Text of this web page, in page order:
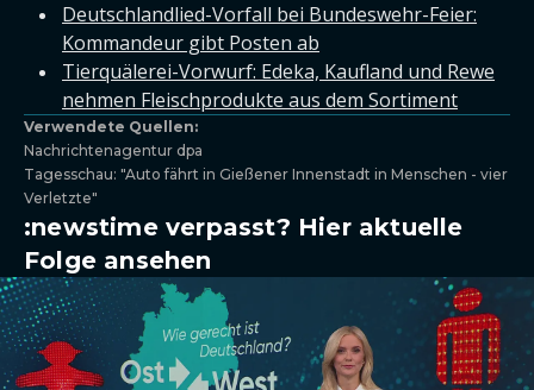
Deutschlandlied-Vorfall bei Bundeswehr-Feier:
Kommandeur gibt Posten ab
Tierquälerei-Vorwurf: Edeka, Kaufland und Rewe
nehmen Fleischprodukte aus dem Sortiment
Verwendete Quellen:
Nachrichtenagentur dpa
Tagesschau: "Auto fährt in Gießener Innenstadt in Menschen - vier
Verletzte"
:newstime verpasst? Hier aktuelle
Folge ansehen